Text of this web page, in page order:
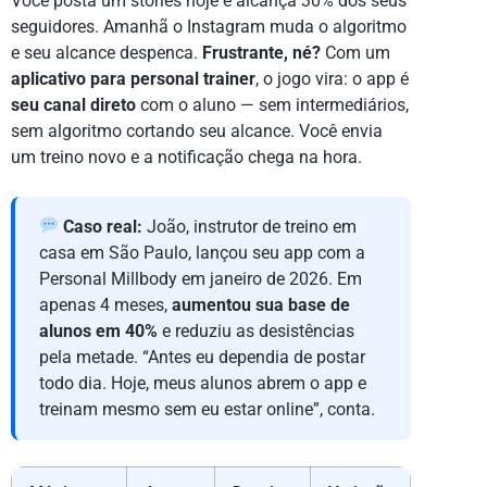
seguidores. Amanhã o Instagram muda o algoritmo
e seu alcance despenca. Frustrante, né? Com um
aplicativo para personal trainer, o jogo vira: o app é
seu canal direto com o aluno — sem intermediários,
sem algoritmo cortando seu alcance. Você envia
um treino novo e a notificação chega na hora.
Caso real: João, instrutor de treino em
casa em São Paulo, lançou seu app com a
Personal Millbody em janeiro de 2026. Em
apenas 4 meses, aumentou sua base de
alunos em 40% e reduziu as desistências
pela metade. “Antes eu dependia de postar
todo dia. Hoje, meus alunos abrem o app e
treinam mesmo sem eu estar online”, conta.